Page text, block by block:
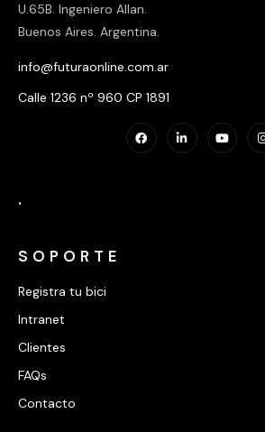
U.65B. Ingeniero Allan.
Buenos Aires. Argentina.
info@futuraonline.com.ar
Calle 1236 nº 960 CP 1891
.
SOPORTE
Registra tu bici
Intranet
Clientes
FAQs
Contacto